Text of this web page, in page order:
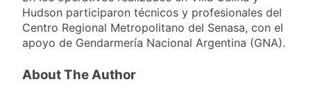
Hudson participaron técnicos y profesionales del
Centro Regional Metropolitano del Senasa, con el
apoyo de Gendarmería Nacional Argentina (GNA).
About The Author